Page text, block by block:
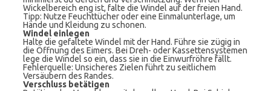
Wickelbereich eng ist, falte die Windel auf der freien Hand.
Tipp: Nutze Feuchttücher oder eine Einmalunterlage, um
Hände und Kleidung zu schonen.
Windel einlegen
Halte die gefaltete Windel mit der Hand. Führe sie zügig in
die Öffnung des Eimers. Bei Dreh- oder Kassettensystemen
lege die Windel so ein, dass sie in die Einwurfröhre fällt.
Fehlerquelle: Unsicheres Zielen führt zu seitlichem
Versäubern des Randes.
Verschluss betätigen